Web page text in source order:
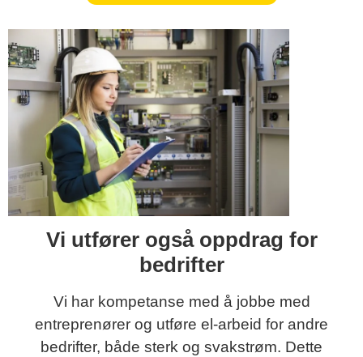
Vi utfører også oppdrag for
bedrifter
Vi har kompetanse med å jobbe med
entreprenører og utføre el-arbeid for andre
bedrifter, både sterk og svakstrøm. Dette